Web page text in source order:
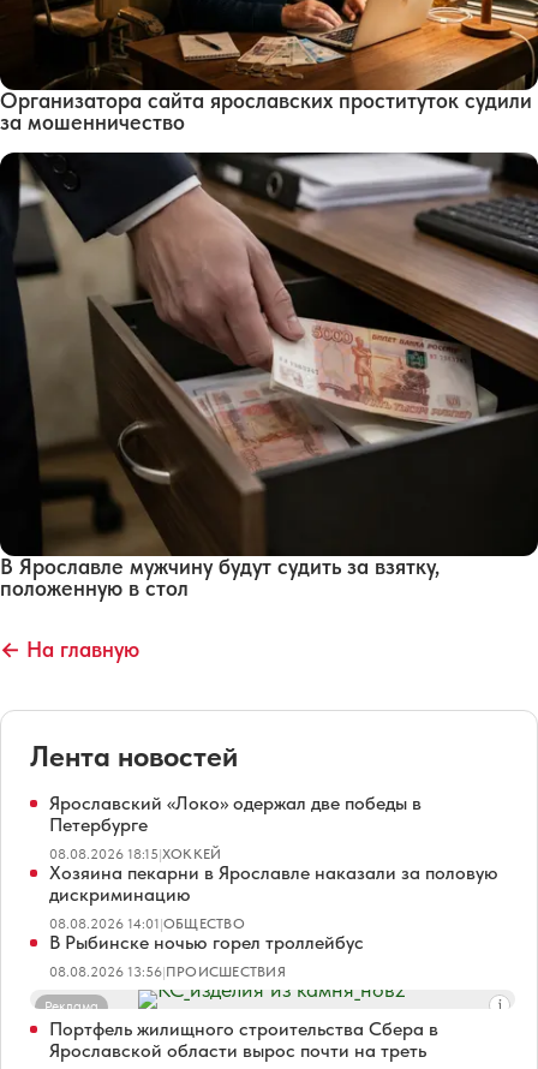
Организатора сайта ярославских проституток судили
за мошенничество
В Ярославле мужчину будут судить за взятку,
положенную в стол
← На главную
Лента новостей
Ярославский «Локо» одержал две победы в
Петербурге
08.08.2026 18:15|ХОККЕЙ
Хозяина пекарни в Ярославле наказали за половую
дискриминацию
08.08.2026 14:01|ОБЩЕСТВО
В Рыбинске ночью горел троллейбус
08.08.2026 13:56|ПРОИСШЕСТВИЯ
Реклама
Портфель жилищного строительства Сбера в
Ярославской области вырос почти на треть